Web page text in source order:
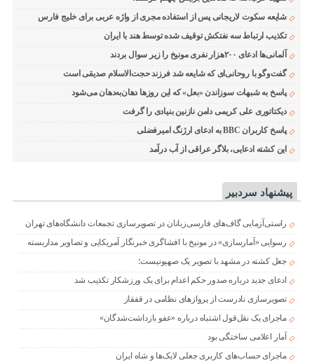
شایعه سکوت لاریجانی پس از استفاده مجری از واژه عربی برای خلیج فارس
تکذیب ارتباط سه نفتکش توقیف شده توسط هند با ایران
آلمانی‌ها ادعای ۲۰۰هزار نفری مونیخ را زیر سوال بردند
گفت‌وگو با روحانی‌ای که شایعه شد فرزند حجت‌الاسلام صدیقی است
پاسخ به شبهات سوزاندن «بعل» که این روزها دهان‌به‌دهان می‌شود
دیکتاتوری علی کریمی دامن نازنین بنیادی را گرفت
پاسخ کاربران BBC به ادعای ارژنگ امیرفضلی
این کشته ادعایی، بلاگر عراقی از آب درآمد
پیشنهاد سردبیر
راستی‌آزمایی گاف‌های فارسی‌زبانان در تصویرسازی تجمعات دانشگاه‌های تهران
رسوایی «آمارسازی» در مونیخ با افشاگری خبرنگار آمریکایی و تصاویر مداربسته
جعل کشته در مشهد با تصویر یک صهیونیست؛
ادعای جدید درباره صدور حکم اعدام برای یک ورزشکار تکذیب شد
تصویرسازی نادرست از پروازهای نظامی در قفقاز
ماجرای یک نقل‌قول اشتباه درباره «عفو بازداشت‌شدگان»
آمار اعلامی ساختگی بود
ماجرای حساب‌های کاربری جعلی لایک‌ها و شاه ایران